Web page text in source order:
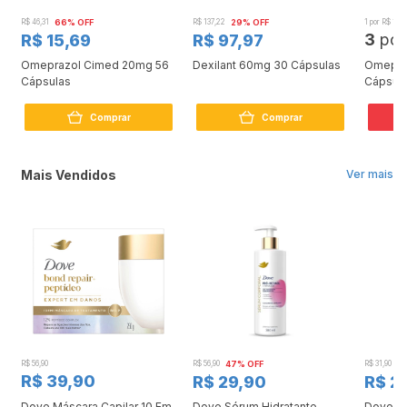
R$ 46,31 66% OFF
R$ 15,69
Omeprazol Cimed 20mg 56
Cápsulas
Comprar
R$ 137,22 29% OFF
R$ 97,97
Dexilant 60mg 30 Cápsulas
Comprar
1 por R$
3
Ver mais
Mais Vendidos
R$ 56,90
R$ 39,90
R$ 56,90 47% OFF
R$ 29,90
R$ 31,90
R$